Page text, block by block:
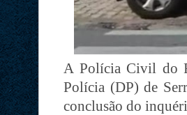
A Polícia Civil do
Polícia (DP) de
conclusão do